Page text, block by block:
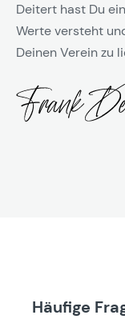
Deitert hast Du
Werte versteht
Deinen Verein zu
Häufige